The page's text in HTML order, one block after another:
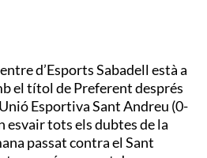
d’Esports Sabadell està a
el títol de Preferent després
Esportiva Sant Andreu (0-
esvair tots els dubtes de la
passat contra el Sant